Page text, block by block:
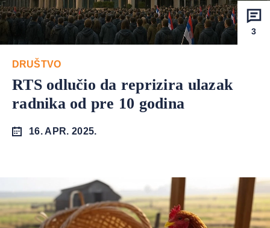
3
DRUŠTVO
RTS odlučio da reprizira ulazak
radnika od pre 10 godina
16. APR. 2025.